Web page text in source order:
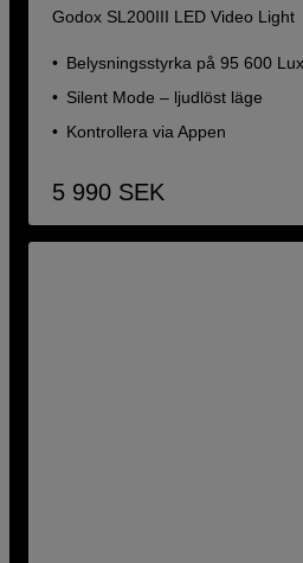
Godox SL200III LED Video Light
Belysningsstyrka på 95 600
Silent Mode – ljudlöst läge
Kontrollera via Appen
5 990 SEK